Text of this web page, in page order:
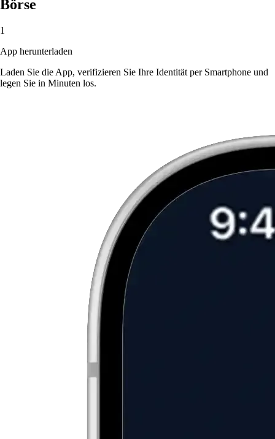
Börse
1
App herunterladen
Laden Sie die App, verifizieren Sie Ihre Identität per Smartphone und
legen Sie in Minuten los.